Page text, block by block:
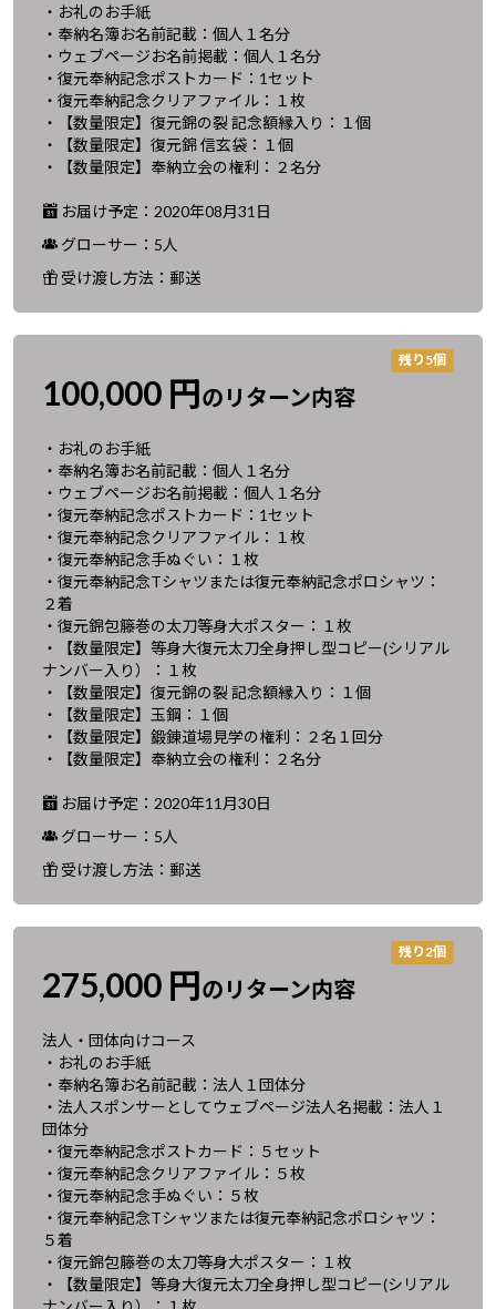
・お礼のお手紙
・奉納名簿お名前記載：個人１名分
・ウェブページお名前掲載：個人１名分
・復元奉納記念ポストカード：1セット
・復元奉納記念クリアファイル：１枚
・【数量限定】復元錦の裂 記念額縁入り：１個
・【数量限定】復元錦 信玄袋：１個
・【数量限定】奉納立会の権利：２名分
お届け予定：2020年08月31日
グローサー：5人
受け渡し方法：郵送
残り5個
100,000 円のリターン内容
・お礼のお手紙
・奉納名簿お名前記載：個人１名分
・ウェブページお名前掲載：個人１名分
・復元奉納記念ポストカード：1セット
・復元奉納記念クリアファイル：１枚
・復元奉納記念手ぬぐい：１枚
・復元奉納記念Tシャツまたは復元奉納記念ポロシャツ：
２着
・復元錦包籐巻の太刀等身大ポスター：１枚
・【数量限定】等身大復元太刀全身押し型コピー(シリアル
ナンバー入り）：１枚
・【数量限定】復元錦の裂 記念額縁入り：１個
・【数量限定】玉鋼：１個
・【数量限定】鍛錬道場見学の権利：２名１回分
・【数量限定】奉納立会の権利：２名分
お届け予定：2020年11月30日
グローサー：5人
受け渡し方法：郵送
残り2個
275,000 円のリターン内容
法人・団体向けコース
・お礼のお手紙
・奉納名簿お名前記載：法人１団体分
・法人スポンサーとしてウェブページ法人名掲載：法人１
団体分
・復元奉納記念ポストカード：５セット
・復元奉納記念クリアファイル：５枚
・復元奉納記念手ぬぐい：５枚
・復元奉納記念Tシャツまたは復元奉納記念ポロシャツ：
５着
・復元錦包籐巻の太刀等身大ポスター：１枚
・【数量限定】等身大復元太刀全身押し型コピー(シリアル